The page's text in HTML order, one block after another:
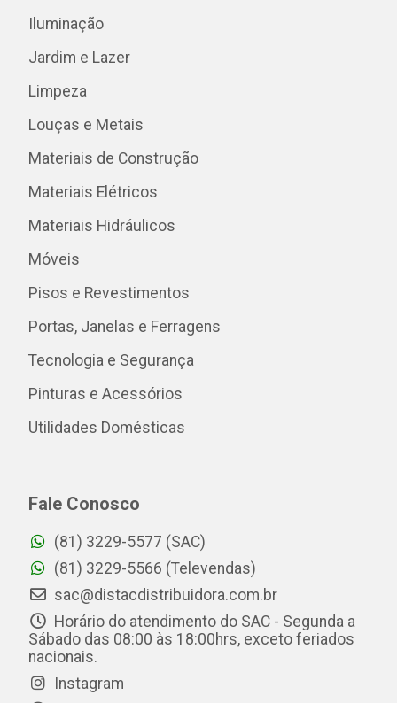
Iluminação
Jardim e Lazer
Limpeza
Louças e Metais
Materiais de Construção
Materiais Elétricos
Materiais Hidráulicos
Móveis
Pisos e Revestimentos
Portas, Janelas e Ferragens
Tecnologia e Segurança
Pinturas e Acessórios
Utilidades Domésticas
Fale Conosco
(81) 3229-5577 (SAC)
(81) 3229-5566 (Televendas)
sac@distacdistribuidora.com.br
Horário do atendimento do SAC - Segunda a
Sábado das 08:00 às 18:00hrs, exceto feriados
nacionais.
Instagram